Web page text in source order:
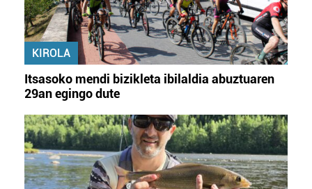
KIROLA
Itsasoko mendi bizikleta ibilaldia abuztuaren
29an egingo dute